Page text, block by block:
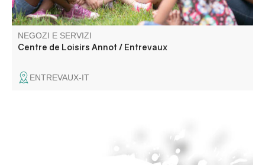
NEGOZI E SERVIZI
Centre de Loisirs Annot / Entrevaux
ENTREVAUX-IT
lavori nuovi e di ristrutturazione, montaggio in studio.
Arredamenti per cucine su misura in legno vecchio